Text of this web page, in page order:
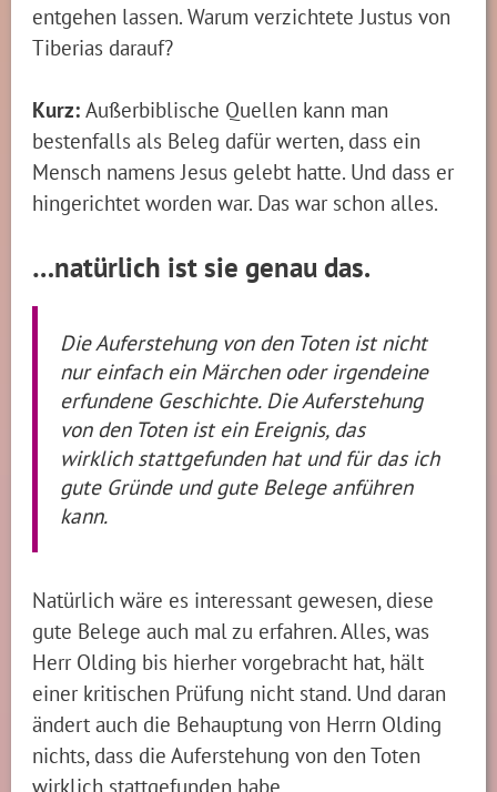
entgehen lassen. Warum verzichtete Justus von
Tiberias darauf?
Kurz:Außerbiblische Quellen kann man
bestenfalls als Beleg dafür werten, dass ein
Mensch namens Jesus gelebt hatte. Und dass er
hingerichtet worden war. Das war schon alles.
…natürlich ist sie genau das.
Die Auferstehung von den Toten ist nicht
nur einfach ein Märchen oder irgendeine
erfundene Geschichte. Die Auferstehung
von den Toten ist ein Ereignis, das
wirklich stattgefunden hat und für das ich
gute Gründe und gute Belege anführen
kann.
Natürlich wäre es interessant gewesen, diese
gute Belege auch mal zu erfahren. Alles, was
Herr Olding bis hierher vorgebracht hat, hält
einer kritischen Prüfung nicht stand. Und daran
ändert auch die Behauptung von Herrn Olding
nichts, dass die Auferstehung von den Toten
wirklich stattgefunden habe.